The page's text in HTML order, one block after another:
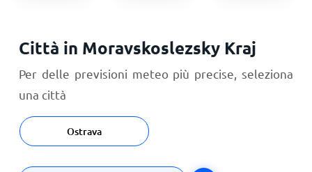
Città in Moravskoslezsky Kraj
Per delle previsioni meteo più precise, seleziona
una città
Ostrava